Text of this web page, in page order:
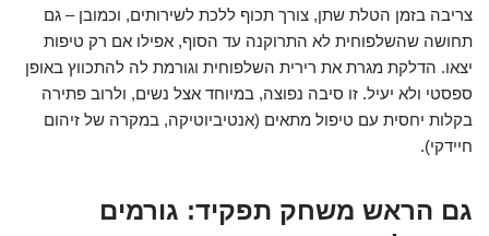
צריבה בזמן הטלת שתן, צורך תכוף ללכת לשירותים, וכמובן – גם
תחושה שהשלפוחית לא התרוקנה עד הסוף, אפילו אם רק טיפות
יצאו. הדלקת מגרת את רירית השלפוחית וגורמת לה להתכווץ באופן
ספסטי ולא יעיל. זו סיבה נפוצה, במיוחד אצל נשים, ולרוב פתירה
בקלות יחסית עם טיפול מתאים (אנטיביוטיקה, במקרה של זיהום
חיידקי).
גם הראש משחק תפקיד: גורמים